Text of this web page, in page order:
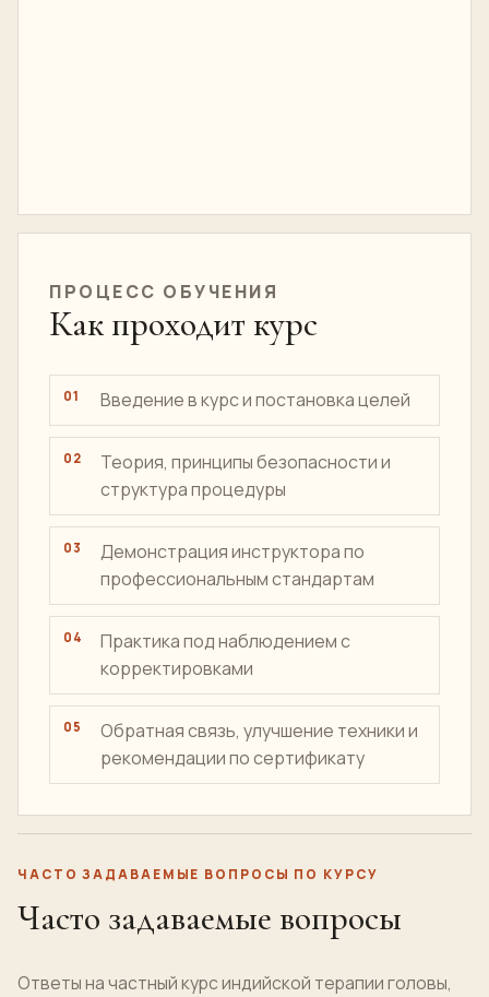
ПРОЦЕСС ОБУЧЕНИЯ
Как проходит курс
Введение в курс и постановка целей
Теория, принципы безопасности и
структура процедуры
Демонстрация инструктора по
профессиональным стандартам
Практика под наблюдением с
корректировками
Обратная связь, улучшение техники и
рекомендации по сертификату
ЧАСТО ЗАДАВАЕМЫЕ ВОПРОСЫ ПО КУРСУ
Часто задаваемые вопросы
Ответы на частный курс индийской терапии головы,